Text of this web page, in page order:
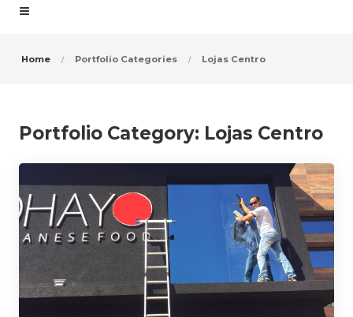
Home Portfolio Categories Lojas Centro
Portfolio Category: Lojas Centro